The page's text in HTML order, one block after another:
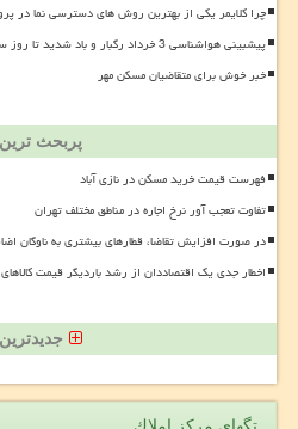
چرا کلایمر یکی از بهترین روش های دسترسی نما در
پیشبینی هواشناسی 3 خرداد رگبار و باد شدید تا روز سه شنبه ادامه دارد
خبر خوش برای متقاضیان مسکن مهر
پربحث
فهرست قیمت خرید مسکن در نازی آباد
تفاوت تعجب آور نرخ اجاره در مناطق مختلف تهران
در صورت افزایش تقاضا، قطارهای بیشتری به ناوگان
اخطار جدی یک اقتصاددان از رشد باردیگر قیمت